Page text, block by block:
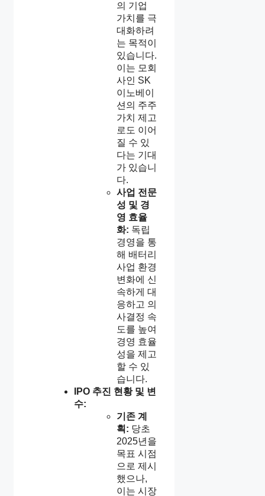
의 기업
가치를 극
대화하려
는 목적이
있습니다.
이는 모회
사인 SK
이노베이
션의 주주
가치 제고
로도 이어
질 수 있
다는 기대
가 있습니
다.
사업 전문
성 및 경
영 효율
화: 독립
경영을 통
해 배터리
사업 환경
변화에 신
속하게 대
응하고 의
사결정 속
도를 높여
경영 효율
성을 제고
할 수 있
습니다.
IPO 추진 현황 및 변
수:
기존 계
획: 당초
2025년을
목표 시점
으로 제시
했으나,
이는 시장